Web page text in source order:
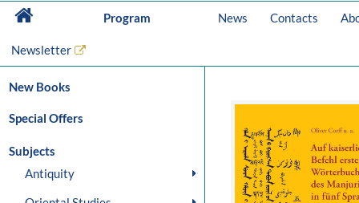
Program News Contacts
Newsletter
New Books
Special Offers
Subjects
Antiquity